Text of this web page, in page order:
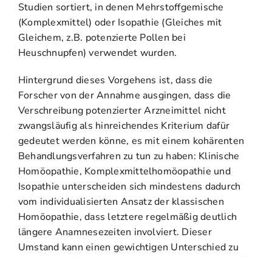
Studien sortiert, in denen Mehrstoffgemische
(Komplexmittel) oder Isopathie (Gleiches mit
Gleichem, z.B. potenzierte Pollen bei
Heuschnupfen) verwendet wurden.
Hintergrund dieses Vorgehens ist, dass die
Forscher von der Annahme ausgingen, dass die
Verschreibung potenzierter Arzneimittel nicht
zwangsläufig als hinreichendes Kriterium dafür
gedeutet werden könne, es mit einem kohärenten
Behandlungsverfahren zu tun zu haben: Klinische
Homöopathie, Komplexmittelhomöopathie und
Isopathie unterscheiden sich mindestens dadurch
vom individualisierten Ansatz der klassischen
Homöopathie, dass letztere regelmäßig deutlich
längere Anamnesezeiten involviert. Dieser
Umstand kann einen gewichtigen Unterschied zu